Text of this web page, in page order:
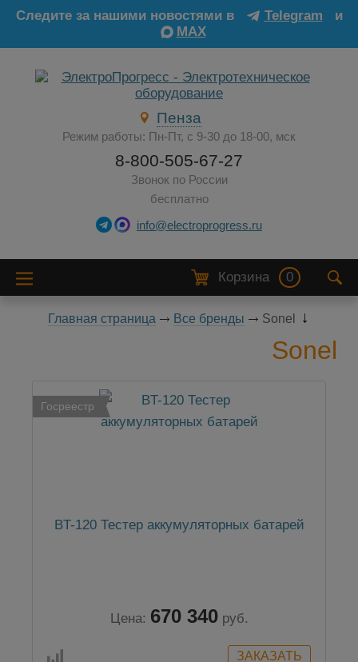
Следите за нашими новостями в Telegram
и
MAX
Пенза
Режим работы: Пн-Пт, с 9-30 до 18-00, мск
8-800-505-67-27
Звонок по России
бесплатно
info@electroprogress.ru
Корзина 0
Главная страница Все бренды Sonel
Sonel
Госреестр
BT-120 Тестер аккумуляторных батарей
Цена: 670 340 руб.